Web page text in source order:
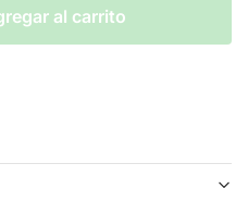
al carrito